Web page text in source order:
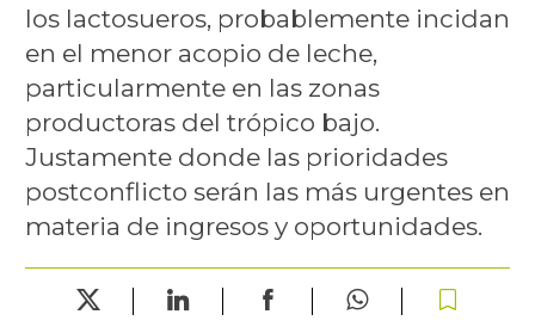
los lactosueros, probablemente incidan
en el menor acopio de leche,
particularmente en las zonas
productoras del trópico bajo.
Justamente donde las prioridades
postconflicto serán las más urgentes en
materia de ingresos y oportunidades.